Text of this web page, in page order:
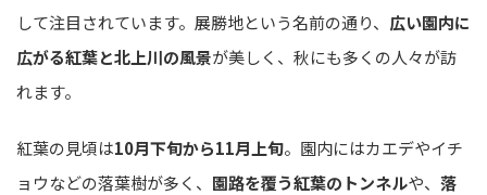
して注目されています。展勝地という名前の通り、 広い園内に
広がる紅葉と北上川の風景が美しく、秋にも多くの人々が訪
れます。
紅葉の見頃は10月下旬から11月上旬。園内にはカエデやイチ
ョウなどの落葉樹が多く、 園路を覆う紅葉のトンネルや、 落